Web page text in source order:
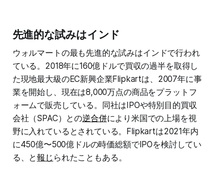
先進的な試みはインド
ウォルマートの最も先進的な試みはインドで行われ
ている。2018年に160億ドルで買収の過半を取得し
た現地最大級のEC新興企業Flipkartは、2007年に事
業を開始し、現在は8,000万点の商品をプラットフ
ォームで販売している。同社はIPOや特別目的買収
会社（SPAC）との逆合併により米国での上場を視
野に入れているとされている。Flipkartは2021年内
に450億〜500億ドルの時価総額でIPOを検討してい
る、と報じ られたこともある。